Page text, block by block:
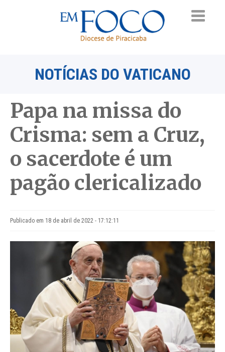
NOTÍCIAS DO VATICANO
Papa na missa do
Crisma: sem a Cruz,
o sacerdote é um
pagão clericalizado
Publicado em 18 de abril de 2022 - 17:12:11